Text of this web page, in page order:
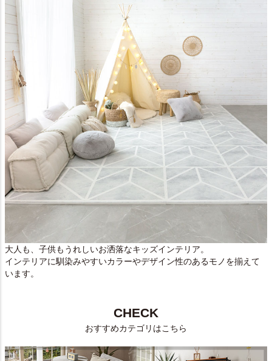
大人も、子供もうれしいお洒落なキッズインテリア。
インテリアに馴染みやすいカラーやデザイン性のあるモノを揃えて
います。
CHECK
おすすめカテゴリはこちら